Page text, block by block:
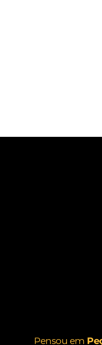
Pensou em